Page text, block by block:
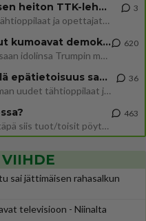
Ernest Lawson täräytti erikoisen heiton TTK-lehdistötilaisuudessa: " Onko tässä tarkoituksena...?"
Ernest Lawson esitteli uudet TTK-tähtioppilaat ja opettajat torstaina 6.8. lehdistölle. Tulevalla kaudella on yksi hausk
3
Jos SDP ei voita reilusti, persut kumoavat demokratian Suomesta
Näin tekisi ainakin Rydman seuratessaan idolinsa Trumpin mallia https://www.is.fi/politiikka/art-2000012187244.html
620
Uuden TTK-juontajan ympärillä epätietoisuus sakenee - Nyt MTV hämmentää soppaa
TTK tulee taas tänä syksynä. Ohjelman uudet tähtioppilaat julkistetaan torstaina 6. elokuuta klo 14 alkavassa lehdistö
36
Siinäpä se kysymys on otsikossa. Mitäpä siis tuot/toisit pöytään parisuhteessa? Oletko mies vai nainen? Koetko sen mitä
463
sai jättimäisen rahasalkun
televisioon - Niinalta